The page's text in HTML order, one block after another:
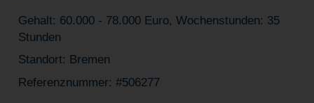
Gehalt: 60.000 - 78.000 Euro, Wochenstunden: 35
Stunden
Standort: Bremen
Referenznummer: #506277